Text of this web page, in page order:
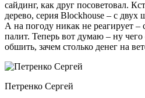
сайдинг, как друг посоветовал.
дерево, серия Blockhouse – с двух
А на погоду никак не реагирует
палит. Теперь вот думаю – ну
обшить, зачем столько денег на
Петренко Сергей